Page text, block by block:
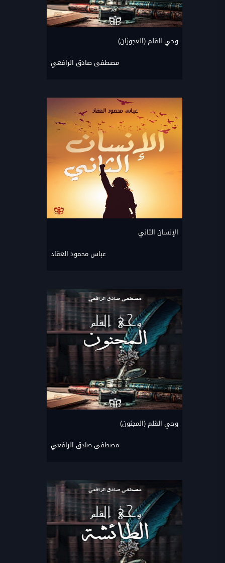
وحي القلم (العجوزان)
مصطفى صادق الرافعي
الإنسان الثاني
عباس محمود العقاد
وحي القلم (المجنون)
مصطفى صادق الرافعي